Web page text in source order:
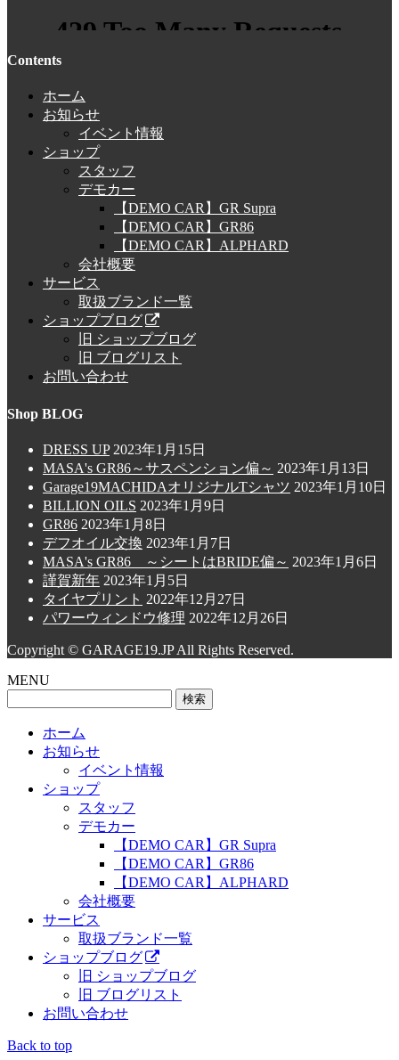
Contents
ホーム
お知らせ
イベント情報
ショップ
スタッフ
デモカー
【DEMO CAR】GR Supra
【DEMO CAR】GR86
【DEMO CAR】ALPHARD
会社概要
サービス
取扱ブランド一覧
ショップブログ
旧 ショップブログ
旧 ブログリスト
お問い合わせ
Shop BLOG
DRESS UP 2023年1月15日
MASA's GR86～サスペンション偏～ 2023年1月13日
Garage19MACHIDAオリジナルTシャツ 2023年1月10日
BILLION OILS 2023年1月9日
GR86 2023年1月8日
デフオイル交換 2023年1月7日
MASA's GR86 ～シートはBRIDE偏～ 2023年1月6日
謹賀新年 2023年1月5日
タイヤプリント 2022年12月27日
パワーウィンドウ修理 2022年12月26日
Copyright © GARAGE19.JP All Rights Reserved.
MENU
ホーム
お知らせ
イベント情報
ショップ
スタッフ
デモカー
【DEMO CAR】GR Supra
【DEMO CAR】GR86
【DEMO CAR】ALPHARD
会社概要
サービス
取扱ブランド一覧
ショップブログ
旧 ショップブログ
旧 ブログリスト
お問い合わせ
Back to top